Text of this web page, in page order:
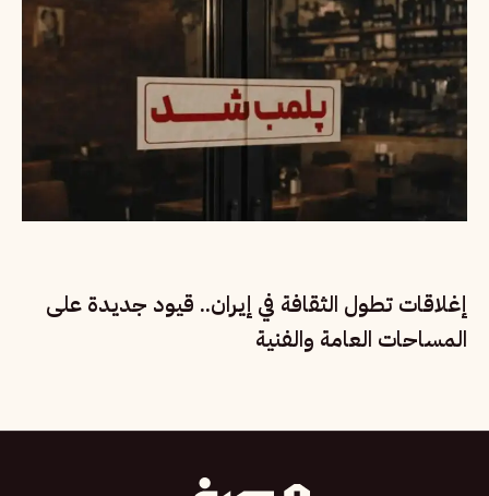
إغلاقات تطول الثقافة في إيران.. قيود جديدة على
المساحات العامة والفنية